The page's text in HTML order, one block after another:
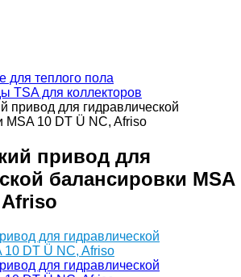
для теплого пола
TSA для коллекторов
привод для гидравлической
MSA 10 DT Ü NC, Afriso
привод для
балансировки MSA
Afriso